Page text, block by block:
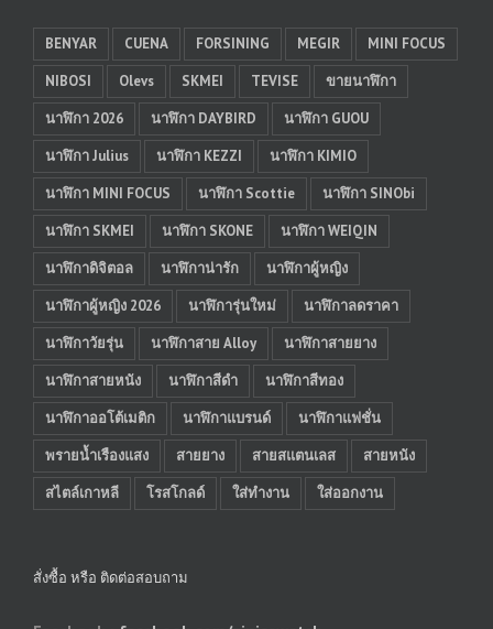
BENYAR CUENA FORSINING MEGIR
MINI FOCUS
NIBOSI
Olevs SKMEI TEVISE
ขายนาฬิกา
นาฬิกา 2026
นาฬิกา DAYBIRD
นาฬิกา GUOU
นาฬิกา Julius
นาฬิกา KEZZI
นาฬิกา KIMIO
นาฬิกา MINI FOCUS
นาฬิกา Scottie
นาฬิกา SINObi
นาฬิกา SKMEI
นาฬิกา SKONE
นาฬิกา WEIQIN
นาฬิกาดิจิตอล
นาฬิกาน่ารัก
นาฬิกาผู้หญิง
นาฬิกาผู้หญิง 2026
นาฬิการุ่นใหม่
นาฬิกาลดราคา
นาฬิกาวัยรุ่น
นาฬิกาสาย Alloy
นาฬิกาสายยาง
นาฬิกาสายหนัง
นาฬิกาสีดำ
นาฬิกาสีทอง
นาฬิกาออโต้เมติก
นาฬิกาแบรนด์
นาฬิกาแฟชั่น
พรายน้ำเรืองแสง
สายยาง สายสแตนเลส
สายหนัง
สไตล์เกาหลี
โรสโกลด์ ใส่ทำงาน ใส่ออกงาน
สั่งซื้อ หรือ ติดต่อสอบถาม